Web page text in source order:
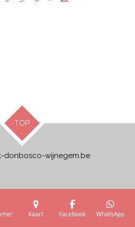
TOP
donbosco-wijnegem.be
Kaart Facebook WhatsApp